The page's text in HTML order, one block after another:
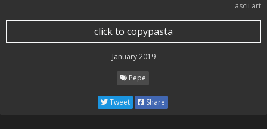
ascii art
click to copypasta
January 2019
Pepe
Tweet Share